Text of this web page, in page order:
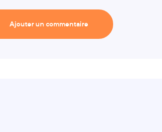
Ajouter un commentaire